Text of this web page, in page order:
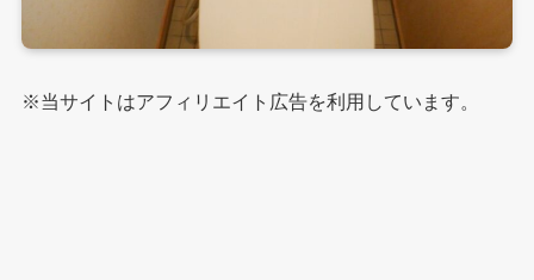
※当サイトはアフィリエイト広告を利用しています。